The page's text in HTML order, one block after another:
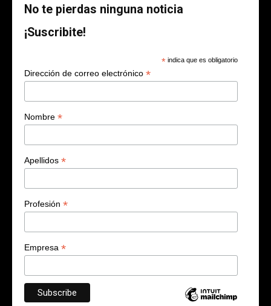
No te pierdas ninguna noticia
¡Suscribite!
* indica que es obligatorio
Dirección de correo electrónico *
Nombre *
Apellidos *
Profesión *
Empresa *